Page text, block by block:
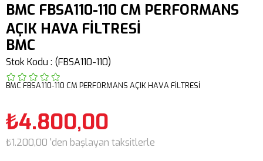
BMC FBSA110-110 CM PERFORMANS
AÇIK HAVA FİLTRESİ
BMC
Stok Kodu (FBSA110-110)
BMC FBSA110-110 CM PERFORMANS AÇIK HAVA FİLTRESİ
₺4.800,00
₺1.200,00 'den başlayan taksitlerle